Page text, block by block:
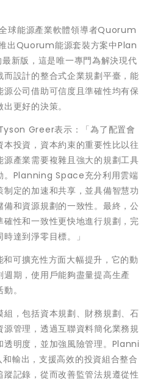
能源產業軟體領導者Quorum
Quorum能源套裝方案中Plan
新版，這是唯一專門為解決現代
設計的整合式企業規劃平臺，能
公司借助可信度且準確性均有保
更好的決策。
Greer表示：「為了配置會
投資，資本約束的重要性比以往
產業需要複雜且強大的規劃工具
。Planning Space充分利用雲端
定的加速和共享，並具備智慧功
和資源規劃的一致性。最終，公
性和一致性更快地進行規劃，完
達到淨零目標。」
可擴充性方面大幅提升，它的動
期，使用戶能夠盡量提高生產
。
，包括資本規劃、財務規劃、石
管理，透過互聯資料簡化業務規
透明度，並加強風險管理。Planni
輸出，支援高效的投資組合整合
記錄，從而改善監管法規遵從性